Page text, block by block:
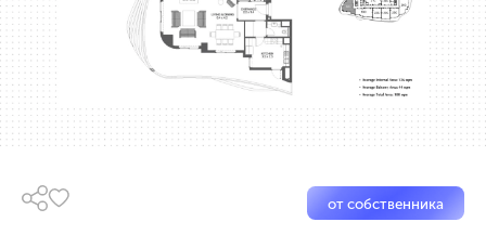
от собственника
1/2